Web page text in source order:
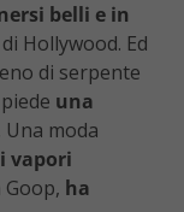
belli e in
Hollywood. Ed
di serpente
una
. Una moda
vapori
Goop, ha